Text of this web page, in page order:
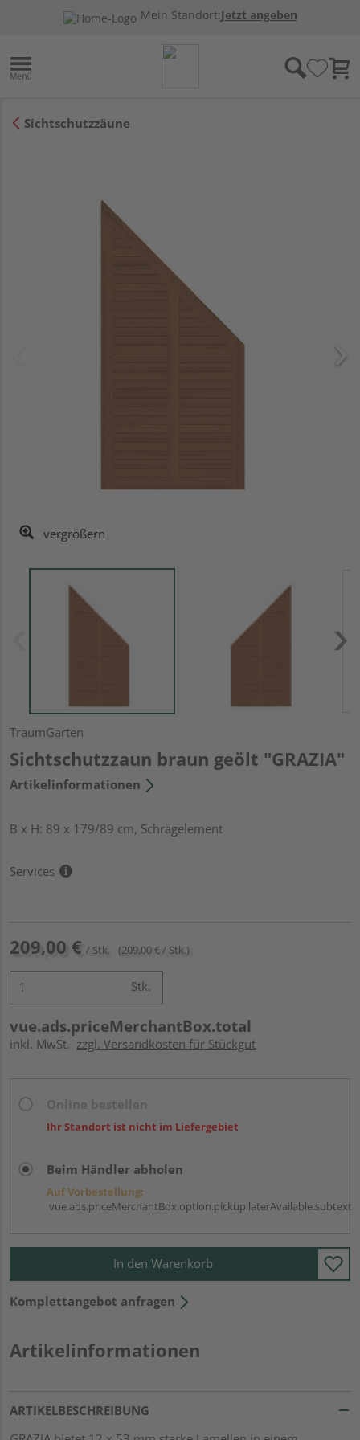
Mein Standort:Jetzt angeben
Sichtschutzzäune
vergrößern
TraumGarten
Sichtschutzzaun braun geölt "GRAZIA"
Artikelinformationen
B x H: 89 x 179/89 cm, Schrägelement
Services
209,00 € / Stk. (209,00 € / Stk.)
Stk.
vue.ads.priceMerchantBox.total
inkl. MwSt. zzgl. Versandkosten für Stückgut
Ihr Standort ist nicht im Liefergebiet
Beim Händler abholen
Auf Vorbestellung:
vue.ads.priceMerchantBox.option.pickup.laterAvailable.subtext
In den Warenkorb
Komplettangebot anfragen
Artikelinformationen
ARTIKELBESCHREIBUNG